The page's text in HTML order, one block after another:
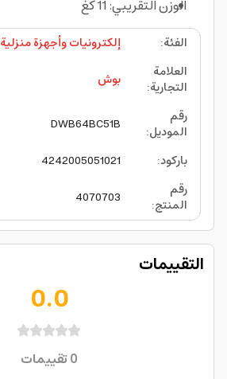
الوزن التقريبي: 11 كغ
الفئة:
إلكترونيات وأجهزة منزلية
العلامة
التجارية:
بوش
رقم
الموديل:
DWB64BC51B
باركود:
4242005051021
رقم
المنتج:
4070703
التقييمات
0.0
0تقييمات